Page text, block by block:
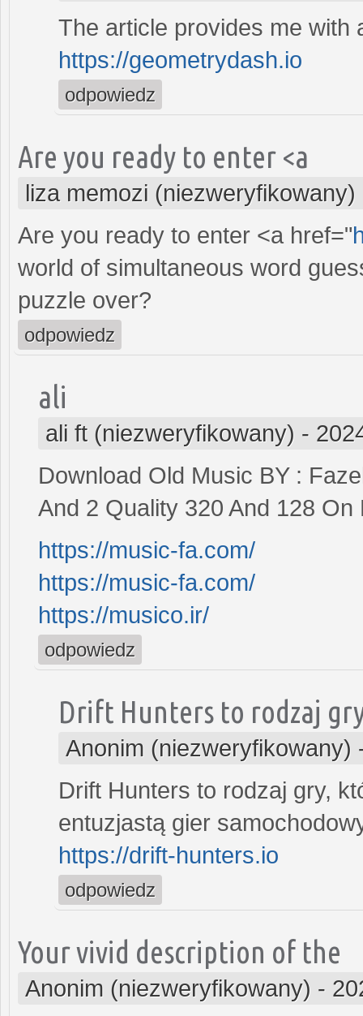
The article provides me with
https://geometrydash.io
odpowiedz
Are you ready to enter <a
liza memozi (niezweryfikowany)
Are you ready to enter <a href="
world of simultaneous word
puzzle over?
odpowiedz
ali
ali ft (niezweryfikowany) -
Download Old Music BY :
And 2 Quality 320 And 128 On
https://music-fa.com/
https://music-fa.com/
https://musico.ir/
odpowiedz
Drift Hunters to rodzaj
Anonim (niezweryfikowany)
Drift Hunters to rodzaj gry,
entuzjastą gier
https://drift-hunters.io
odpowiedz
Your vivid description of the
Anonim (niezweryfikowany) -